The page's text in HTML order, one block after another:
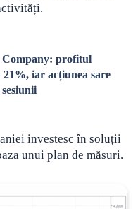
Company: profitul
21%, iar acțiunea sare
investesc în soluții
unui plan de măsuri.